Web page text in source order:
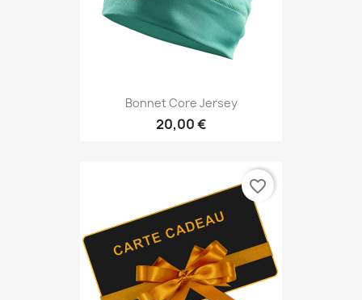
Bonnet Core Jersey
20,00 €
favorite_border